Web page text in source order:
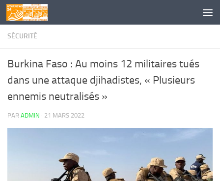
Skip to content
SÉCURITÉ
Burkina Faso : Au moins 12 militaires tués
dans une attaque djihadistes, « Plusieurs
ennemis neutralisés »
PAR ADMIN · 21 MARS 2022